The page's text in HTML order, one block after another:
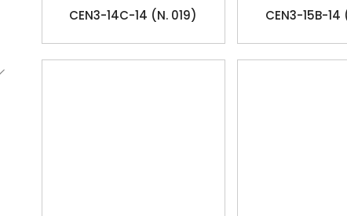
CEN3-14C-14 (N. 019) CEN3-15B-